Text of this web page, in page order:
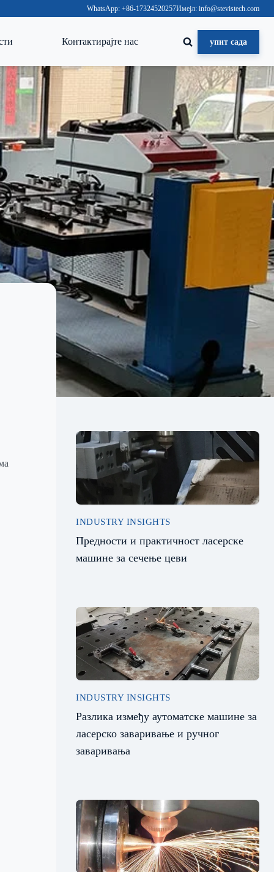
WhatsApp: +86-17324520257Имејл: info@stevistech.com
Контактирајте нас упит сада
INDUSTRY INSIGHTS
Предности и практичност ласерске
машине за сечење цеви
INDUSTRY INSIGHTS
Разлика између аутоматске машине за
ласерско заваривање и ручног
заваривања